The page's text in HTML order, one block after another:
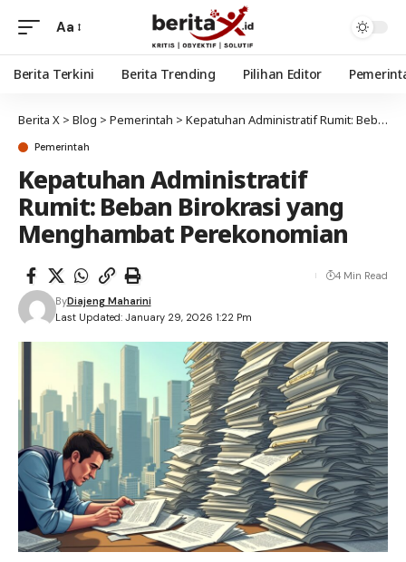
Aa
Berita Terkini Berita Trending Pilihan Editor
Berita X > Blog > Pemerintah > Kepatuhan Administratif Rumit: Beban Birokrasi yang Menghambat Perekonomian
Pemerintah
Kepatuhan Administratif
Rumit: Beban Birokrasi yang
Menghambat Perekonomian
Last Updated: January 29, 2026 1:22 Pm
ByDiajeng Maharini
4 Min Read